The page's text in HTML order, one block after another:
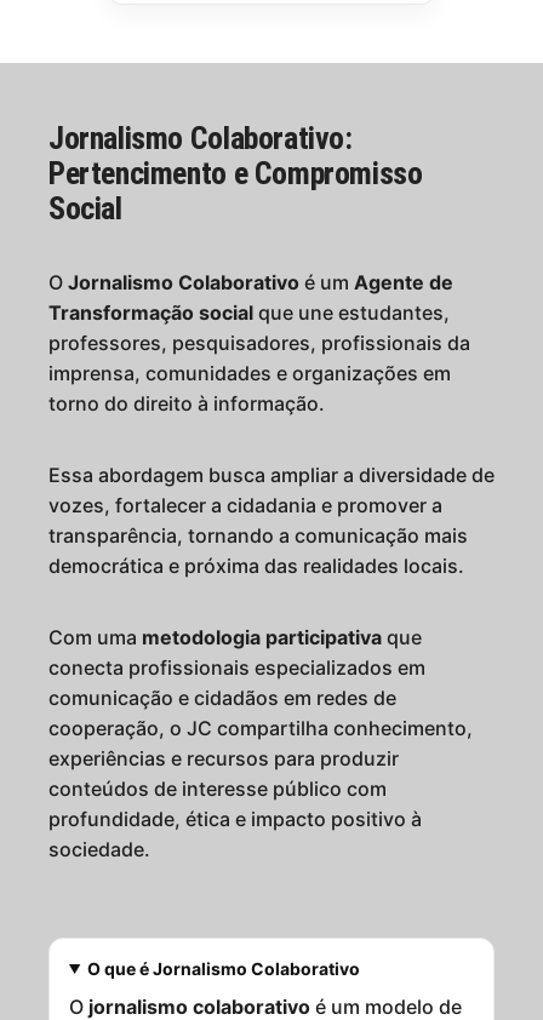
Jornalismo Colaborativo:
Pertencimento e Compromisso
Social
O Jornalismo Colaborativo é um Agente de
Transformação social que une estudantes,
professores, pesquisadores, profissionais da
imprensa, comunidades e organizações em
torno do direito à informação.
Essa abordagem busca ampliar a diversidade de
vozes, fortalecer a cidadania e promover a
transparência, tornando a comunicação mais
democrática e próxima das realidades locais.
Com uma metodologia participativa que
conecta profissionais especializados em
comunicação e cidadãos em redes de
cooperação, o JC compartilha conhecimento,
experiências e recursos para produzir
conteúdos de interesse público com
profundidade, ética e impacto positivo à
sociedade.
O que é Jornalismo Colaborativo
O jornalismo colaborativo é um modelo de